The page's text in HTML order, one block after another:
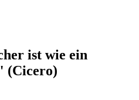
ist wie ein
(Cicero)